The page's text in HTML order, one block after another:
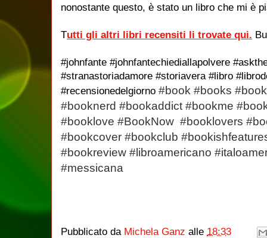
nonostante questo, è stato un libro che mi è
Tutti gli altri libri recensiti li trovate qui.
#johnfante #johnfantechiediallapolvere
#stranastoriadamore #storiavera #libro
#recensionedelgiorno #book #books
#booknerd #bookaddict #bookme
#booklove #BookNow #booklovers
#bookcover #bookclub
#bookreview #libroamericano
#messicana
Pubblicato da Michela Ganz alle 18:33